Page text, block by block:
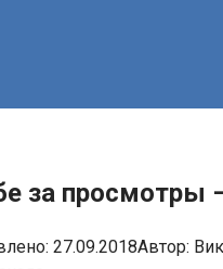
за
27.09.2018Автор: